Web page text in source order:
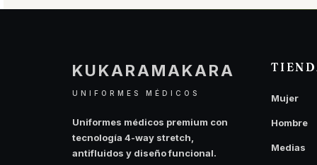
opciones
pueden
elegir
KUKARAMAKARA
UNIFORMES MÉDICOS
Uniformes médicos premium con
tecnología 4-way stretch,
antifluidos y diseño funcional.
Mujer
Hombre
Medias